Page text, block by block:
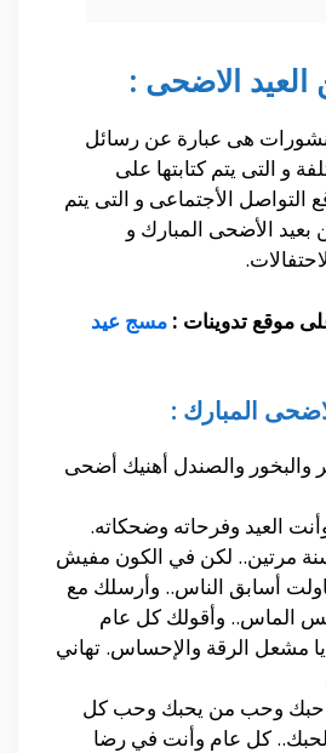
الاضحى :
هى عبارة عن رسائل
و التى يتم كتابتها على
التواصل الأجتماعى و التى يتم
بعيد الأضحى المبارك و
موقع تدوينات : مسج عيد
المبارك :
والبخور والصندل أهنيك أضحى
العيد وفرحاته وضحكاته.
مرتين.. لكن في الكون مفيش
أسابق الناس.. وأرسلك مع
الماس.. وأقولك كل عام
مشعل الرقة والإحساس. تهاني
حبك وحب من يحبك وحب كل
لحبك.. كل عام وأنت في رضا